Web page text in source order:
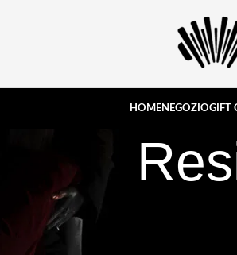
HOMENEGOZIOGIFT
è al centro del nostro lavoro. Se